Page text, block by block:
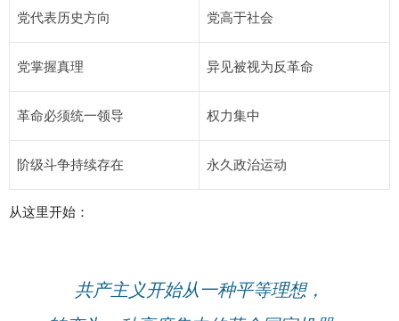
党代表历史方向 党高于社会
党掌握真理 异见被视为反革命
革命必须统一领导 权力集中
阶级斗争持续存在 永久政治运动
从这里开始：
共产主义开始从一种平等理想，